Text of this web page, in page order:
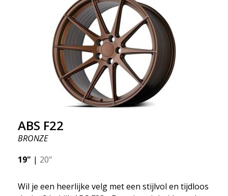
brandstofbesparing, snelheid en gewicht. Net als
elke andere ABS-velg is deze stijlvol en aanpasbaar
aan elk automerk. Dankzij de ABS360 konan kunnen
we de kegel eenvoudig aanpassen aan uw specifieke
ABS F22
BRONZE
19" | 20"
Wil je een heerlijke velg met een stijlvol en tijdloos